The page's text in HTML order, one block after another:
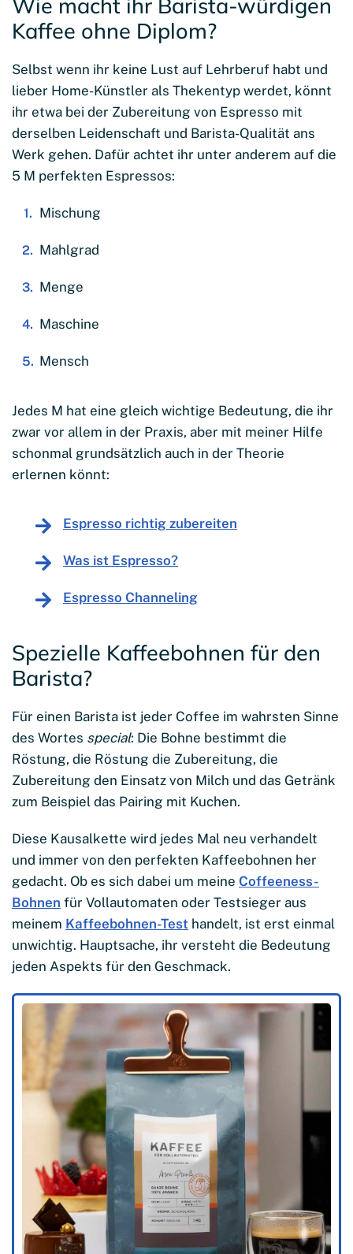
Wie macht ihr Barista-würdigen
Kaffee ohne Diplom?
Selbst wenn ihr keine Lust auf Lehrberuf habt und
lieber Home-Künstler als Thekentyp werdet, könnt
ihr etwa bei der Zubereitung von Espresso mit
derselben Leidenschaft und Barista-Qualität ans
Werk gehen. Dafür achtet ihr unter anderem auf die
5 M perfekten Espressos:
Mischung
Mahlgrad
Menge
Maschine
Mensch
Jedes M hat eine gleich wichtige Bedeutung, die ihr
zwar vor allem in der Praxis, aber mit meiner Hilfe
schonmal grundsätzlich auch in der Theorie
erlernen könnt:
Espresso richtig zubereiten
Was ist Espresso?
Espresso Channeling
Spezielle Kaffeebohnen für den
Barista?
Für einen Barista ist jeder Coffee im wahrsten Sinne
des Wortes special: Die Bohne bestimmt die
Röstung, die Röstung die Zubereitung, die
Zubereitung den Einsatz von Milch und das Getränk
zum Beispiel das Pairing mit Kuchen.
Diese Kausalkette wird jedes Mal neu verhandelt
und immer von den perfekten Kaffeebohnen her
gedacht. Ob es sich dabei um meine Coffeeness-
Bohnen für Vollautomaten oder Testsieger aus
meinem Kaffeebohnen-Test handelt, ist erst einmal
unwichtig. Hauptsache, ihr versteht die Bedeutung
jeden Aspekts für den Geschmack.